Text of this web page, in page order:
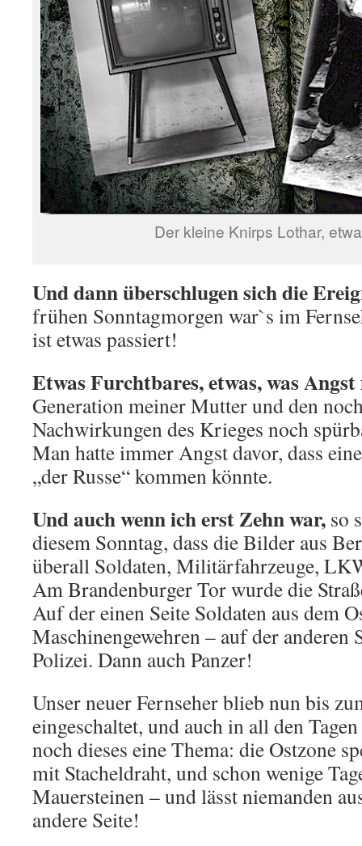
Der kleine Knirps Lothar,
Und dann überschlugen sich die
frühen Sonntagmorgen war`s im
ist etwas passiert!
Etwas Furchtbares, etwas, was
Generation meiner Mutter und den
Nachwirkungen des Krieges noch
Man hatte immer Angst davor, dass
„der Russe“ kommen könnte.
Und auch wenn ich erst Zehn war, so
diesem Sonntag, dass die Bilder aus
überall Soldaten, Militärfahrzeuge,
Am Brandenburger Tor wurde die
Auf der einen Seite Soldaten aus dem
Maschinengewehren – auf der anderen
Polizei. Dann auch Panzer!
Unser neuer Fernseher blieb nun bis
eingeschaltet, und auch in all den
noch dieses eine Thema: die Ostzone
mit Stacheldraht, und schon wenige
Mauersteinen – und lässt niemanden
andere Seite!